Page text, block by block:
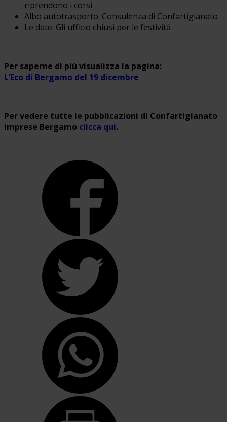
riprendono i corsi
Albo autotrasporto. Consulenza di Confartigianato
Le date. Gli ufficio chiusi per le festività
Per saperne di più visualizza la pagina:
L’Eco di Bergamo del 19 dicembre
Per vedere tutte le pubblicazioni di Confartigianato
Imprese Bergamo clicca qui.